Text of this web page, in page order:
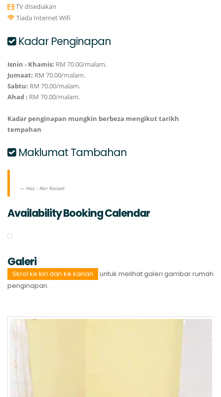
TV disediakan
Tiada Internet Wifi
Kadar Penginapan
Isnin - Khamis: RM 70.00/malam.
Jumaat: RM 70.00/malam.
Sabtu: RM 70.00/malam.
Ahad : RM 70.00/malam.
Kadar penginapan mungkin berbeza mengikut tarikh
tempahan
Maklumat Tambahan
Hos : Nor Raisah
Availability Booking Calendar
Galeri
Skrol ke kiri dan ke kanan
untuk melihat galeri gambar rumah
penginapan.